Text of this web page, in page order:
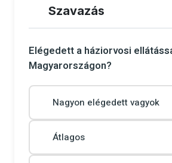
Szavazás
Elégedett a háziorvosi
Magyarországon?
Nagyon elégedett vagyok
Átlagos